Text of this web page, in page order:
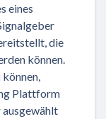
eines
die
können.
Plattform
ausgewählt